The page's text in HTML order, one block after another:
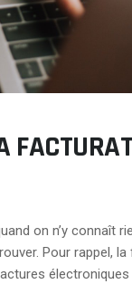
on n’y connaît
Pour rappel,